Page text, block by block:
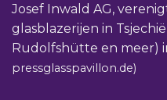
Josef Inwald AG,
glasblazerijen in
Rudolfshütte en meer)
pressglasspavillon.de)